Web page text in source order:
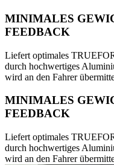
MINIMALES
FEEDBACK
Liefert optimales
durch hochwertiges
wird an den Fahrer
MINIMALES
FEEDBACK
Liefert optimales
durch hochwertiges
wird an den Fahrer